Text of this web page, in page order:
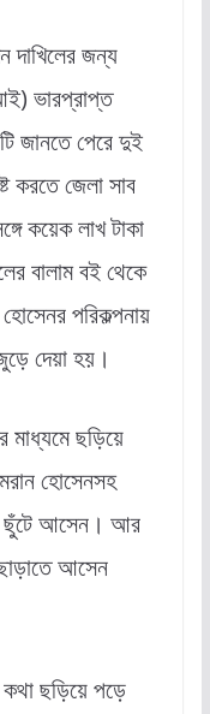
দাখিলের জন্য
ভারপ্রাপ্ত
জানতে পেরে দুই
করতে জেলা সাব
কয়েক লাখ টাকা
বালাম বই থেকে
পরিকল্পনায়
দেয়া হয়।
মাধ্যমে ছড়িয়ে
হোসেনসহ
ছুঁটে আসেন। আর
আসেন
ছড়িয়ে পড়ে